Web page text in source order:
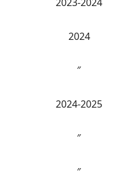
2024
″
2024-2025
″
″